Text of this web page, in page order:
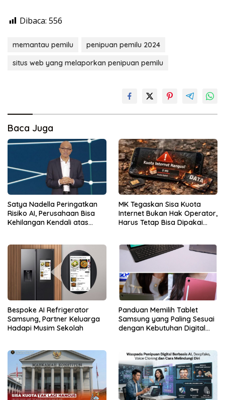
Dibaca: 556
memantau pemilu
penipuan pemilu 2024
situs web yang melaporkan penipuan pemilu
Baca Juga
Satya Nadella Peringatkan
Risiko AI, Perusahaan Bisa
Kehilangan Kendali atas
MK Tegaskan Sisa Kuota
Internet Bukan Hak Operator,
Harus Tetap Bisa Dipakai
Bespoke AI Refrigerator
Samsung, Partner Keluarga
Hadapi Musim Sekolah
Panduan Memilih Tablet
Samsung yang Paling Sesuai
dengan Kebutuhan Digital